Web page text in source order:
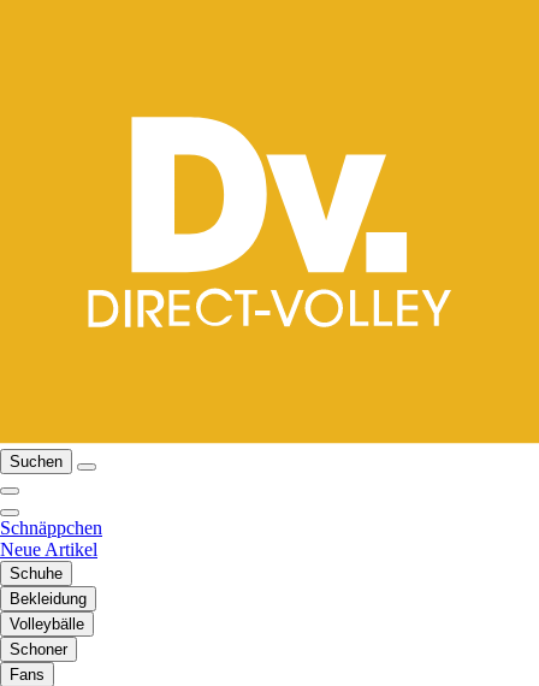
Suchen
Schnäppchen
Neue Artikel
Schuhe
Bekleidung
Volleybälle
Schoner
Fans